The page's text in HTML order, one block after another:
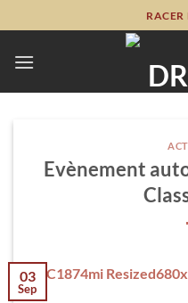
au
contenu
RACER
Evènement
03
Sep